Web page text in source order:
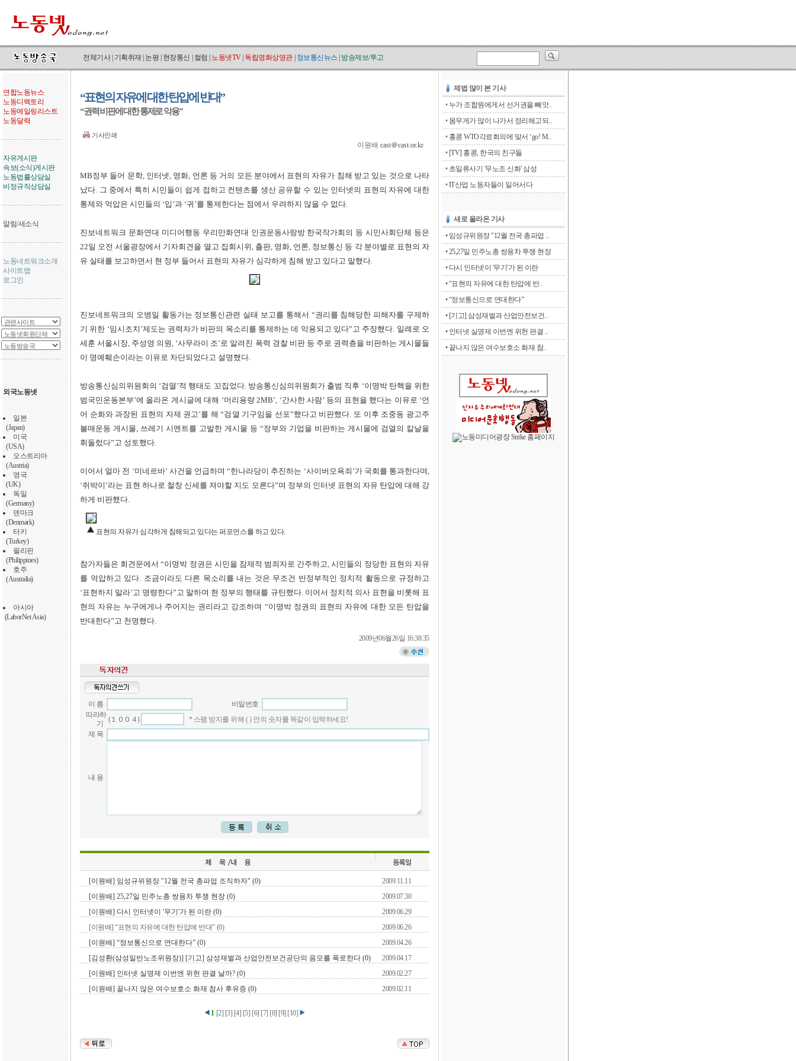
전체기사| 기획취재 논평 현장통신 컬럼 노동넷TV| 독립영화상영관 정보통신뉴스 방송제보/투고
연합노동뉴스
노동디렉토리
노동메일링리스트
노동달력
자유게시판
속보(소식)게시판
노동법률상담실
비정규직상담실
알림/새소식
노동네트워크소개
사이트맵
로그인
외국노동넷
일본
(Japan)
미국
(USA)
오스트리아
(Austria)
영국
(UK)
독일
(Germany)
덴마크
(Denmark)
터키
(Turkey)
필리핀
(Philippines)
호주
(Australia)
아시아
(LaborNet Asia)
“표현의 자유에 대한 탄압에 반대”
“권력 비판에 대한 통제로 악용”
기사인쇄
이원배 cast＠cast.or.kr
MB정부 들어 문학, 인터넷, 영화, 언론 등 거의 모든 분야에서 표현의 자유가 침해 받고 있는 것으로 나타
났다. 그 중에서 특히 시민들이 쉽게 접하고 컨텐츠를 생산 공유할 수 있는 인터넷의 표현의 자유에 대한
통제와 억압은 시민들의 ‘입’과 ‘귀’를 통제한다는 점에서 우려하지 않을 수 없다.
진보네트워크 문화연대 미디어행동 우리만화연대 인권운동사랑방 한국작가회의 등 시민사회단체 등은
22일 오전 서울광장에서 기자회견을 열고 집회시위, 출판, 영화, 언론, 정보통신 등 각 분야별로 표현의 자
유 실태를 보고하면서 현 정부 들어서 표현의 자유가 심각하게 침해 받고 있다고 말했다.
진보네트워크의 오병일 활동가는 정보통신관련 실태 보고를 통해서 “권리를 침해당한 피해자를 구제하
기 위한 ‘임시조치’제도는 권력자가 비판의 목소리를 통제하는 데 악용되고 있다”고 주장했다. 일례로 오
세훈 서울시장, 주성영 의원, ‘사무라이 조’로 알려진 폭력 경찰 비판 등 주로 권력층을 비판하는 게시물들
이 명예훼손이라는 이유로 차단되었다고 설명했다.
방송통신심의위원회의 ‘검열’적 행태도 꼬집었다. 방송통신심의위원회가 출범 직후 ‘이명박 탄핵을 위한
범국민운동본부’에 올라온 게시글에 대해 ‘머리용량 2MB’, ‘간사한 사람’ 등의 표현을 했다는 이유로 ‘언
어 순화와 과장된 표현의 자제 권고’를 해 “검열 기구임을 선포”했다고 비판했다. 또 이후 조중동 광고주
불매운동 게시물, 쓰레기 시멘트를 고발한 게시물 등 “정부와 기업을 비판하는 게시물에 검열의 칼날을
휘둘렀다”고 성토했다.
이어서 얼마 전 ‘미네르바’ 사건을 언급하며 “한나라당이 추진하는 ‘사이버모욕죄’가 국회를 통과한다며,
‘쥐박이’라는 표현 하나로 철창 신세를 져야할 지도 모른다”며 정부의 인터넷 표현의 자유 탄압에 대해 강
하게 비판했다.
표현의 자유가 심각하게 침해되고 있다는 퍼포먼스를 하고 있다.
참가자들은 회견문에서 “이명박 정권은 시민을 잠재적 범죄자로 간주하고, 시민들의 정당한 표현의 자유
를 억압하고 있다. 조금이라도 다른 목소리를 내는 것은 무조건 반정부적인 정치적 활동으로 규정하고
‘표현하지 말라’고 명령한다”고 말하며 현 정부의 행태를 규탄했다. 이어서 정치적 의사 표현을 비롯해 표
현의 자유는 누구에게나 주어지는 권리라고 강조하며 “이명박 정권의 표현의 자유에 대한 모든 탄압을
반대한다”고 천명했다.
2009년06월26일 16:38:35
이 름
비밀번호
따라하
기
(１００４)
* 스팸 방지를 위해 ( ) 안의 숫자를 똑같이 입력하세요!
제 목
내 용
[이원배] 임성규위원장 "12월 전국 총파업 조직하자" (0)
2009.11.11
[이원배] 25,27일 민주노총 쌍용차 투쟁 현장 (0)
2009.07.30
[이원배] 다시 인터넷이 '무기'가 된 이란 (0)
2009.06.29
[이원배] “표현의 자유에 대한 탄압에 반대” (0)
2009.06.26
[이원배] “정보통신으로 연대한다” (0)
2009.04.26
[김성환(삼성일반노조위원장)] [기고] 삼성재벌과 산업안전보건공단의 음모를 폭로한다 (0)
2009.04.17
[이원배] 인터넷 실명제 이번엔 위헌 판결 날까? (0)
2009.02.27
[이원배] 끝나지 않은 여수보호소 화재 참사 후유증 (0)
2009.02.11
1 [2] [3] [4] [5] [6] [7] [8] [9] [10]
제법 많이 본 기사
• 누가 조합원에게서 선거권을 빼앗..
• 몸무게가 많이 나가서 정리해고되..
• 홍콩 WTO각료회의에 맞서 ‘go! M..
• [TV] 홍콩, 한국의 친구들
• 초일류사기 '무노조 신화' 삼성
•IT산업 노동자들이 일어서다
새로 올라온 기사
• 임성규위원장 "12월 전국 총파업 ..
• 25,27일 민주노총 쌍용차 투쟁 현장
• 다시 인터넷이 '무기'가 된 이란
• “표현의 자유에 대한 탄압에 반..
• “정보통신으로 연대한다”
• [기고] 삼성재벌과 산업안전보건..
• 인터넷 실명제 이번엔 위헌 판결 ..
• 끝나지 않은 여수보호소 화재 참..